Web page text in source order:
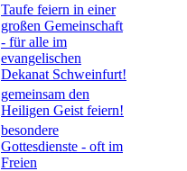
Taufe feiern in einer
großen Gemeinschaft
- für alle im
evangelischen
Dekanat Schweinfurt!
gemeinsam den
Heiligen Geist feiern!
besondere
Gottesdienste - oft im
Freien